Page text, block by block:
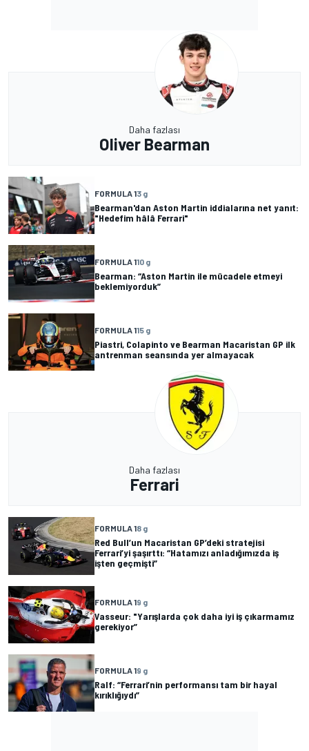
Daha fazlası
Oliver Bearman
FORMULA 13 g
Bearman'dan Aston Martin iddialarına net yanıt:
"Hedefim hâlâ Ferrari"
FORMULA 110 g
Bearman: “Aston Martin ile mücadele etmeyi
beklemiyorduk”
FORMULA 115 g
Piastri, Colapinto ve Bearman Macaristan GP ilk
antrenman seansında yer almayacak
Daha fazlası
Ferrari
FORMULA 18 g
Red Bull’un Macaristan GP’deki stratejisi
Ferrari’yi şaşırttı: “Hatamızı anladığımızda iş
işten geçmişti”
FORMULA 19 g
Vasseur: "Yarışlarda çok daha iyi iş çıkarmamız
gerekiyor”
FORMULA 19 g
Ralf: “Ferrari’nin performansı tam bir hayal
kırıklığıydı”